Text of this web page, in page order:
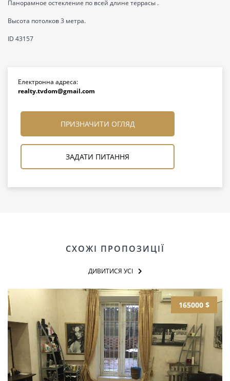
Панорамное остекление по всей длине террасы .
Высота потолков 3 метра.
ID 43157
Електронна адреса:
realty.tvdom@gmail.com
ПРИЗНАЧИТИ ОГЛЯД
ЗАДАТИ ПИТАННЯ
СХОЖІ ПРОПОЗИЦІЇ
ДИВИТИСЯ УСІ
165000 $